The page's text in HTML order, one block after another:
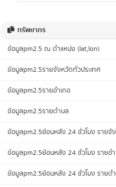
ทรัพยากร
ข้อมูลpm2.5 ณ ตำแหน่ง (lat,lon)
ข้อมูลpm2.5รายจังหวัดทั่วประเทศ
ข้อมูลpm2.5รายอำเภอ
ข้อมูลpm2.5รายตำบล
ข้อมูลpm2.5ย้อนหลัง 24 ชั่วโมง รายจั
ข้อมูลpm2.5ย้อนหลัง 24 ชั่วโมง รายอำ
ข้อมูลpm2.5ย้อนหลัง 24 ชั่วโมง รายต